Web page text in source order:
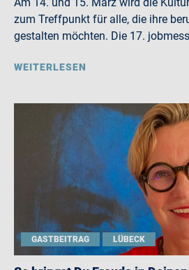
zum Treffpunkt für alle, die ihre
gestalten möchten. Die 17.
WEITERLESEN
GASTBEITRAG LÜBECK